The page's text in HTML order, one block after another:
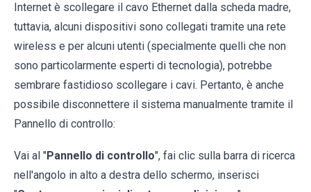
Internet è scollegare il cavo Ethernet dalla scheda madre,
tuttavia, alcuni dispositivi sono collegati tramite una rete
wireless e per alcuni utenti (specialmente quelli che non
sono particolarmente esperti di tecnologia), potrebbe
sembrare fastidioso scollegare i cavi. Pertanto, è anche
possibile disconnettere il sistema manualmente tramite il
Pannello di controllo:
Vai al "Pannello di controllo", fai clic sulla barra di ricerca
nell'angolo in alto a destra dello schermo, inserisci